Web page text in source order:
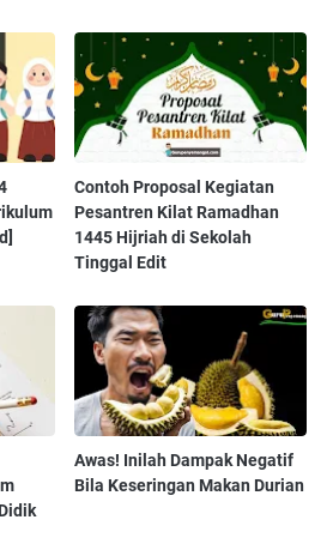
Contoh Proposal Kegiatan
Pesantren Kilat Ramadhan
1445 Hijriah di Sekolah
Tinggal Edit
Awas! Inilah Dampak Negatif
Bila Keseringan Makan Durian